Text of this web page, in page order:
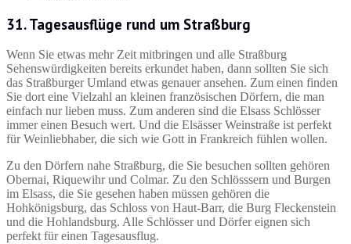
31. Tagesausflüge rund um Straßburg
Wenn Sie etwas mehr Zeit mitbringen und alle Straßburg
Sehenswürdigkeiten bereits erkundet haben, dann sollten Sie sich
das Straßburger Umland etwas genauer ansehen. Zum einen finden
Sie dort eine Vielzahl an kleinen französischen Dörfern, die man
einfach nur lieben muss. Zum anderen sind die Elsass Schlösser
immer einen Besuch wert. Und die Elsässer Weinstraße ist perfekt
für Weinliebhaber, die sich wie Gott in Frankreich fühlen wollen.
Zu den Dörfern nahe Straßburg, die Sie besuchen sollten gehören
Obernai, Riquewihr und Colmar. Zu den Schlösssern und Burgen
im Elsass, die Sie gesehen haben müssen gehören die
Hohkönigsburg, das Schloss von Haut-Barr, die Burg Fleckenstein
und die Hohlandsburg. Alle Schlösser und Dörfer eignen sich
perfekt für einen Tagesausflug.